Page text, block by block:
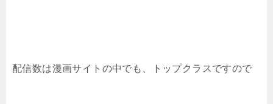
配信数は漫画サイトの中でも、トップクラスですので